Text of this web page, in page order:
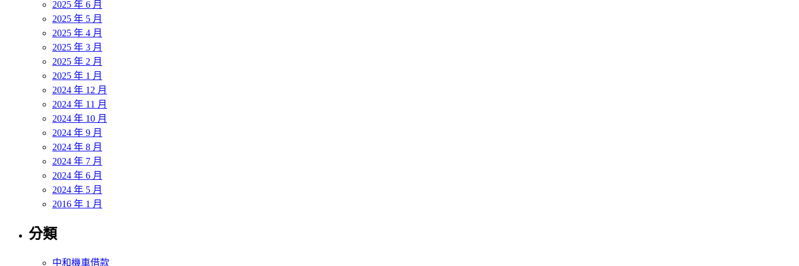
2025 年 6 月
2025 年 5 月
2025 年 4 月
2025 年 3 月
2025 年 2 月
2025 年 1 月
2024 年 12 月
2024 年 11 月
2024 年 10 月
2024 年 9 月
2024 年 8 月
2024 年 7 月
2024 年 6 月
2024 年 5 月
2016 年 1 月
分類
中和機車借款